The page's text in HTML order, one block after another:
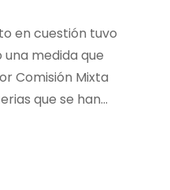
en cuestión tuvo
medida que
Comisión Mixta
que se han…